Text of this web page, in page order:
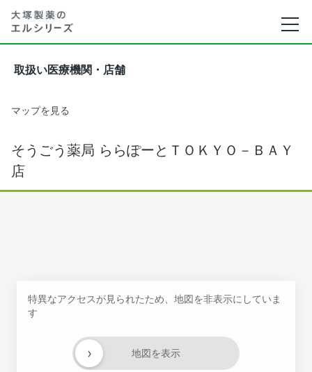
取扱い医療機関・店舗
マップを見る
そうごう薬局 ららぽーとＴＯＫＹＯ－ＢＡＹ
店
特異なアクセスが見られたため、地図を非表示にしていま
す
地図を表示
›